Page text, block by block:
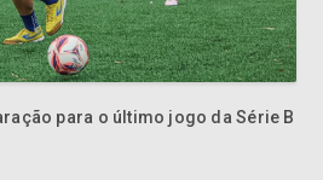
para o último jogo da Série B